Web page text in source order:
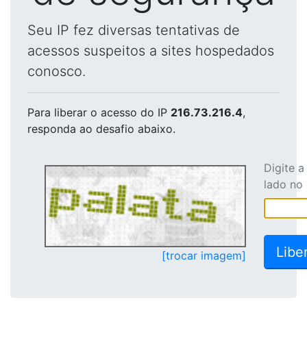
Seu IP fez diversas tentativas de
acessos suspeitos a sites hospedados
conosco.
Para liberar o acesso do IP 216.73.216.4,
responda ao desafio abaixo.
[trocar imagem]
Digite
lado no